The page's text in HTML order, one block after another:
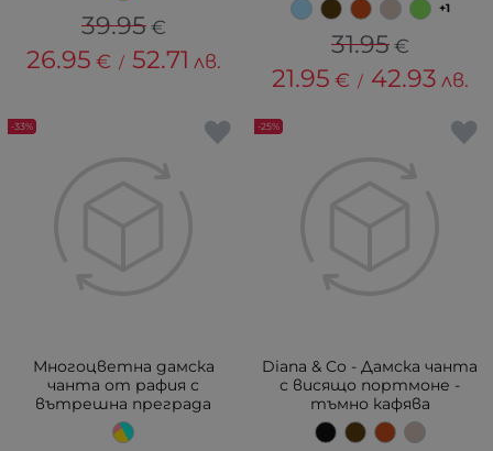
39.95 €
26.95 € / 52.71 лв.
+1
31.95 €
21.95 € / 42.93 лв.
Многоцветна дамска
чанта от рафия с
вътрешна преграда
-33%
Diana & Co - Дамска чанта
с висящо портмоне -
тъмно кафява
-25%